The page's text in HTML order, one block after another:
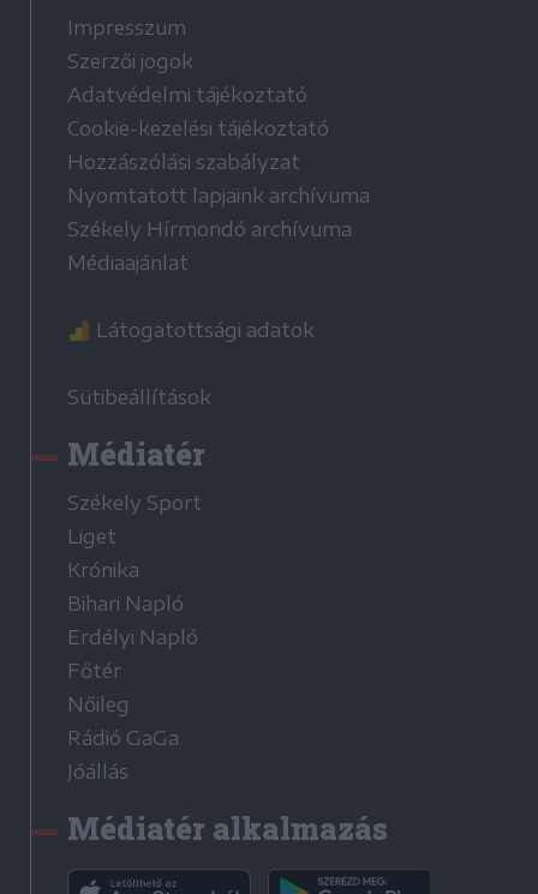
Impresszum
Szerzői jogok
Adatvédelmi tájékoztató
Cookie-kezelési tájékoztató
Hozzászólási szabályzat
Nyomtatott lapjaink archívuma
Székely Hírmondó archívuma
Médiaajánlat
Látogatottsági adatok
Sütibeállítások
Médiatér
Székely Sport
Liget
Krónika
Bihari Napló
Erdélyi Napló
Főtér
Nőileg
Rádió GaGa
Jóállás
Médiatér alkalmazás